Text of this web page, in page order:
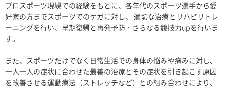
プロスポーツ現場での経験をもとに、各年代のスポーツ選手から愛
好家の方までスポーツでのケガに対し、 適切な治療とリハビリトレ
ーニングを行い、早期復帰と再発予防・さらなる競技力upを行いま
す。
また、スポーツだけでなく日常生活での身体の悩みや痛みに対し、
一人一人の症状に合わせた最善の治療とその症状を引き起こす原因
を改善させる運動療法（ストレッチなど）との組み合わせにより、